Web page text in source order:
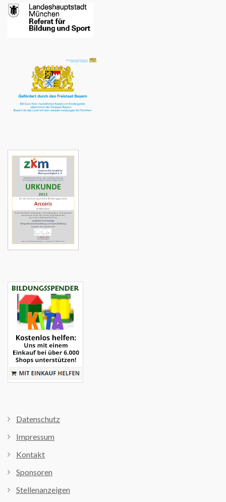
Datenschutz
Impressum
Kontakt
Sponsoren
Stellenanzeigen